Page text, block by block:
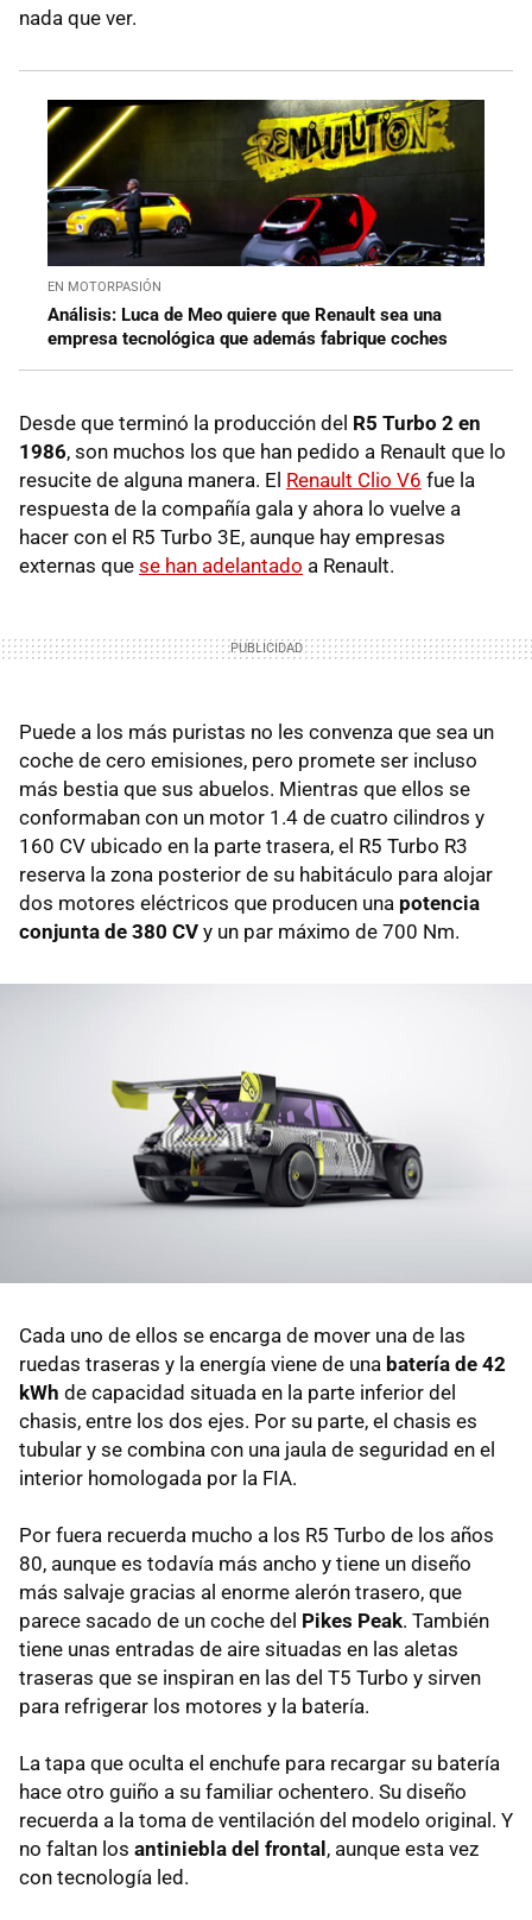
nada que ver.
EN MOTORPASIÓN
Análisis: Luca de Meo quiere que Renault sea una
empresa tecnológica que además fabrique coches
Desde que terminó la producción del R5 Turbo 2 en
1986, son muchos los que han pedido a Renault que lo
resucite de alguna manera. El Renault Clio V6 fue la
respuesta de la compañía gala y ahora lo vuelve a
hacer con el R5 Turbo 3E, aunque hay empresas
externas que se han adelantado a Renault.
Puede a los más puristas no les convenza que sea un
coche de cero emisiones, pero promete ser incluso
más bestia que sus abuelos. Mientras que ellos se
conformaban con un motor 1.4 de cuatro cilindros y
160 CV ubicado en la parte trasera, el R5 Turbo R3
reserva la zona posterior de su habitáculo para alojar
dos motores eléctricos que producen una potencia
conjunta de 380 CV y un par máximo de 700 Nm.
Cada uno de ellos se encarga de mover una de las
ruedas traseras y la energía viene de una batería de 42
kWh de capacidad situada en la parte inferior del
chasis, entre los dos ejes. Por su parte, el chasis es
tubular y se combina con una jaula de seguridad en el
interior homologada por la FIA.
Por fuera recuerda mucho a los R5 Turbo de los años
80, aunque es todavía más ancho y tiene un diseño
más salvaje gracias al enorme alerón trasero, que
parece sacado de un coche del Pikes Peak. También
tiene unas entradas de aire situadas en las aletas
traseras que se inspiran en las del T5 Turbo y sirven
para refrigerar los motores y la batería.
La tapa que oculta el enchufe para recargar su batería
hace otro guiño a su familiar ochentero. Su diseño
recuerda a la toma de ventilación del modelo original. Y
no faltan los antiniebla del frontal, aunque esta vez
con tecnología led.